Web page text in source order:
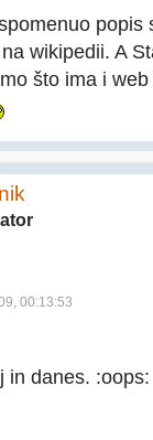
popis
wikipedii. A
što ima i
00:13:53
in danes.